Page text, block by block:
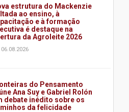
estrutura do Mackenzie
ao ensino, à
e à formação
é destaque na
da Agroleite 2026
06.08.2026
do Pensamento
Ana Suy e Gabriel Rolón
debate inédito sobre os
da felicidade